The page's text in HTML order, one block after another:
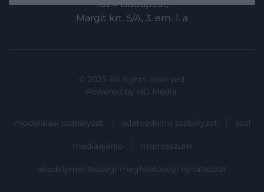
kialakulása előtt jártunk, a korszakalkotó
rövidfilm nézői pedig nem is tudtak mit
1024 Budapest,
Margit krt. 5/A, 3. em. 1. a
© 2025 All rights reserved.
Powered by HG Media.
moderálási szabályzat adatvédelmi szabályzat ászf
médiaajánló impresszum
akadálymentességi megfelelőségi nyilatkozat